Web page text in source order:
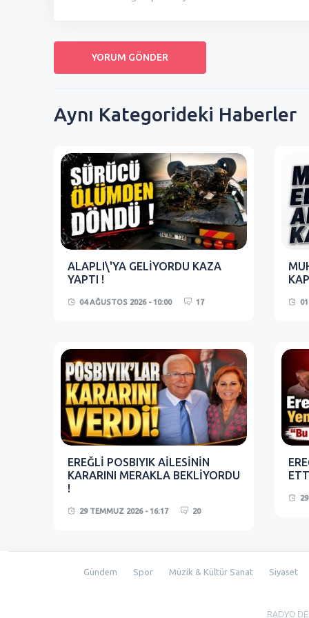
Aynı Kategorideki Haberler
ALAPLI\'YA GELİYORDU KAZA
YAPTI !
04 AĞUSTOS 2026 - 10:00 17
EREĞLİ POSBIYIK AİLESİNİN
KARARINI MERAKLA BEKLİYORDU
!
29 TEMMUZ 2026 - 16:17 20
Gündem Spor Müzik & Kültür Sanat Siyaset
RADYO